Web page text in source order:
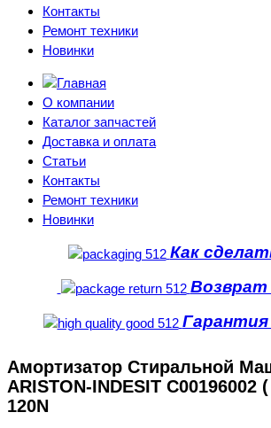
Контакты
Ремонт техники
Новинки
О компании
Каталог запчастей
Доставка и оплата
Статьи
Контакты
Ремонт техники
Новинки
Как
Возврат
Гарантия
Амортизатор Стиральной
ARISTON-INDESIT C00196002
120N